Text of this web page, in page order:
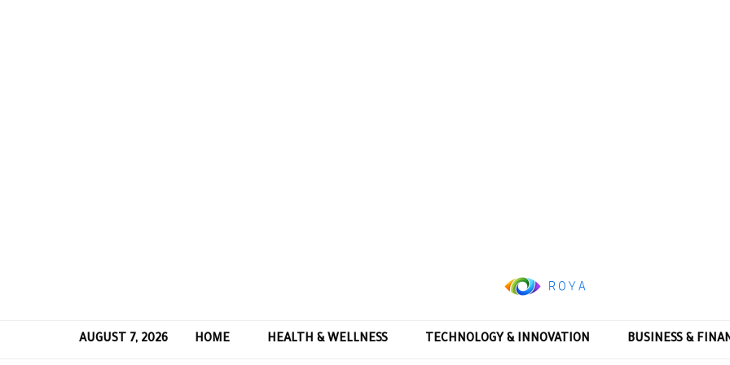
AUGUST 7, 2026 HOME HEALTH & WELLNESS TECHNOLOGY & INNOVATION BUSINESS &